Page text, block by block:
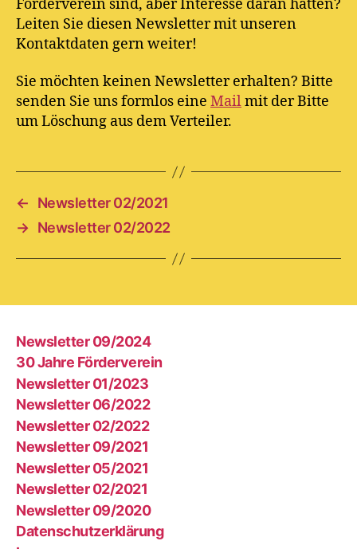
Förderverein sind, aber Interesse daran hätten?
Leiten Sie diesen Newsletter mit unseren
Kontaktdaten gern weiter!
Sie möchten keinen Newsletter erhalten? Bitte
senden Sie uns formlos eine Mailmit der Bitte
um Löschung aus dem Verteiler.
←
Newsletter 02/2021
→ Newsletter 02/2022
Newsletter 09/2024
30 Jahre Förderverein
Newsletter 01/2023
Newsletter 06/2022
Newsletter 02/2022
Newsletter 09/2021
Newsletter 05/2021
Newsletter 02/2021
Newsletter 09/2020
Datenschutzerklärung